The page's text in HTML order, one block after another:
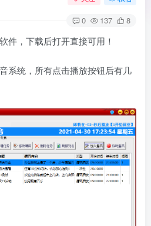
0 137 8
件，下载后打开直接可用！
系统，所有点击播放按钮后有几